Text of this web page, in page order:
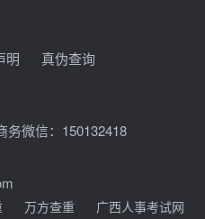
明 真伪查询
务微信：150132418
万方查重 广西人事考试网